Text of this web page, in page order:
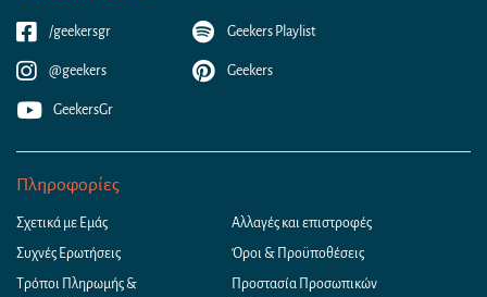
/geekersgr
@geekers
GeekersGr
Geekers Playlist
Geekers
Πληροφορίες
Σχετικά με Εμάς
Συχνές Ερωτήσεις
Τρόποι Πληρωμής &
Αλλαγές και επιστροφές
Όροι & Προϋποθέσεις
Προστασία Προσωπικών